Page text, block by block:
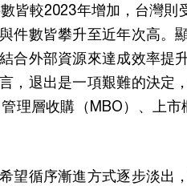
皆較2023年增加，台灣則
件數皆攀升至近年次高。
合外部資源來達成效率提
，退出是一項艱難的決定
管理層收購（MBO）、上
望循序漸進方式逐步淡出